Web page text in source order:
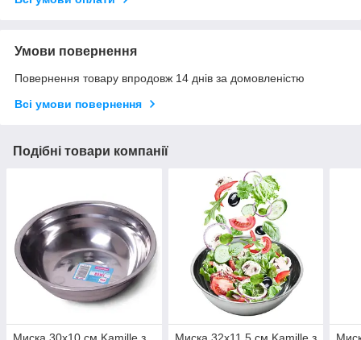
Умови повернення
Повернення товару впродовж 14 днів за домовленістю
Всі умови повернення
Подібні товари компанії